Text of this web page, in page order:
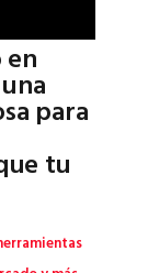
para
tu